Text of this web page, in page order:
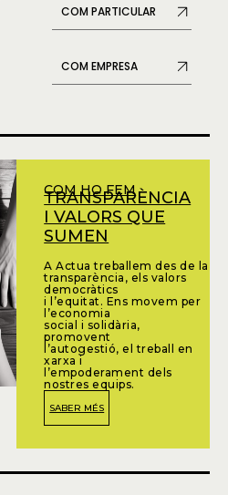
COM PARTICULAR
COM EMPRESA
COM HO FEM
TRANSPARÈNCIA
I VALORS QUE
SUMEN
A Actua treballem des de la
transparència, els valors
democràtics
i l’equitat. Ens movem per
l’economia
social i solidària,
promovent
l’autogestió, el treball en
xarxa i
l’empoderament dels
nostres equips.
SABER MÉS